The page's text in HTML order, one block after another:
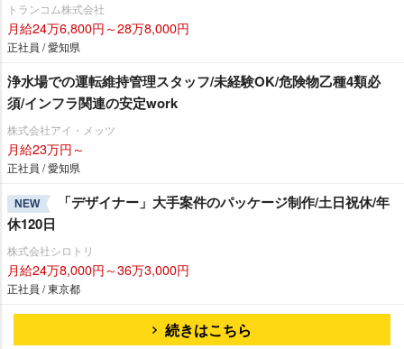
トランコム株式会社
月給24万6,800円～28万8,000円
正社員 / 愛知県
浄水場での運転維持管理スタッフ/未経験OK/危険物乙種4類必
須/インフラ関連の安定work
株式会社アイ・メッツ
月給23万円～
正社員 / 愛知県
NEW
「デザイナー」大手案件のパッケージ制作/土日祝休/年
休120日
株式会社シロトリ
月給24万8,000円～36万3,000円
正社員 / 東京都
続きはこちら